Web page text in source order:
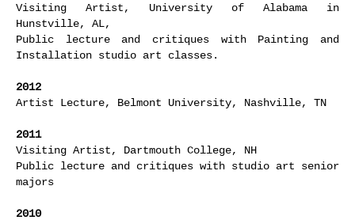
Visiting Artist, University of Alabama in
Hunstville, AL,
Public lecture and critiques with Painting and
Installation studio art classes.
2012
Artist Lecture, Belmont University, Nashville, TN
2011
Visiting Artist, Dartmouth College, NH
Public lecture and critiques with studio art senior
majors
2010